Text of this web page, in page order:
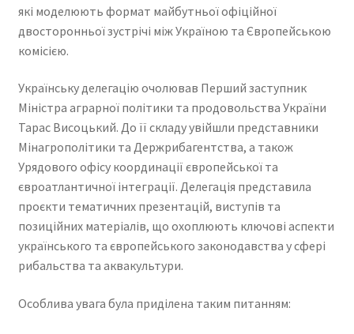
які моделюють формат майбутньої офіційної
двосторонньої зустрічі між Україною та Європейською
комісією.
Українську делегацію очолював Перший заступник
Міністра аграрної політики та продовольства України
Тарас Висоцький. До її складу увійшли представники
Мінагрополітики та Держрибагентства, а також
Урядового офісу координації європейської та
євроатлантичної інтеграції. Делегація представила
проєкти тематичних презентацій, виступів та
позиційних матеріалів, що охоплюють ключові аспекти
українського та європейського законодавства у сфері
рибальства та аквакультури.
Особлива увага була приділена таким питанням: